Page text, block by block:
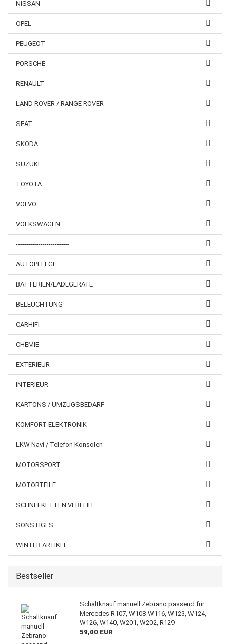
NISSAN
OPEL
PEUGEOT
PORSCHE
RENAULT
LAND ROVER / RANGE ROVER
SEAT
SKODA
SUZUKI
TOYOTA
VOLVO
VOLKSWAGEN
--------------------------
AUTOPFLEGE
BATTERIEN/LADEGERÄTE
BELEUCHTUNG
CARHIFI
CHEMIE
EXTERIEUR
INTERIEUR
KARTONS / UMZUGSBEDARF
KOMFORT-ELEKTRONIK
LKW Navi / Telefon Konsolen
MOTORSPORT
MOTORTEILE
SCHNEEKETTEN VERLEIH
SONSTIGES
WINTER ARTIKEL
Bestseller
Schaltknauf manuell Zebrano passend für
Mercedes R107, W108-W116, W123, W124,
W126, W140, W201, W202, R129
59,00 EUR